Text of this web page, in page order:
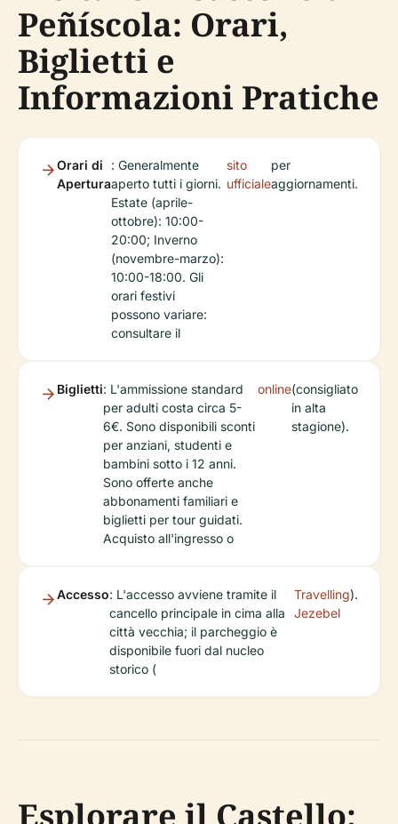
Peñíscola: Orari,
Biglietti e
Informazioni Pratiche
Orari di
Apertura
: Generalmente
aperto tutti i giorni.
Estate (aprile-
ottobre): 10:00-
20:00; Inverno
(novembre-marzo):
10:00-18:00. Gli
orari festivi
possono variare:
consultare il
sito
ufficiale
per
aggiornamenti.
Biglietti: L'ammissione standard
per adulti costa circa 5-
6€. Sono disponibili sconti
per anziani, studenti e
bambini sotto i 12 anni.
Sono offerte anche
abbonamenti familiari e
biglietti per tour guidati.
Acquisto all'ingresso o
online(consigliato
in alta
stagione).
Accesso: L'accesso avviene tramite il
cancello principale in cima alla
città vecchia; il parcheggio è
disponibile fuori dal nucleo
storico (
Travelling
Jezebel
).
Esplorare il Castello: